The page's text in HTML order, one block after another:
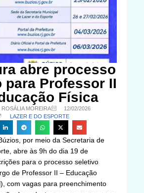
abre processo
para Professor II
Física
ROSÁLIA MOREIRA
12/02/2026
LAZER E DO ESPORTE
por meio da Secretaria de
abre às 9h do dia 19 de
para o processo seletivo
de Professor II – Educação
com vagas para preenchimento